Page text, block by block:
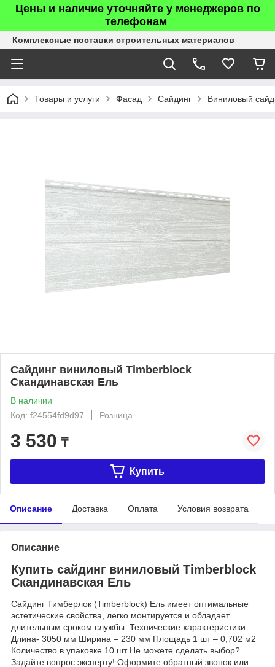
Цены и наличие уточняйте у менеджеров по
телефонам
Комплексные поставки строительных материалов
Товары и услуги Фасад Сайдинг Виниловый
Сайдинг виниловый Timberblock
Скандинавская Ель
В наличии
Код: f24554fd9d97
Розница
3 530 ₸
Купить
Описание Доставка Оплата Условия возврата
Описание
Купить сайдинг виниловый Timberblock
Скандинавская Ель
Сайдинг Тимберлок (Timberblock) Ель имеет оптимальные
эстетические свойства, легко монтируется и обладает
длительным сроком службы. Технические характеристики:
Длина- 3050 мм Ширина – 230 мм Площадь 1 шт – 0,702 м2
Количество в упаковке 10 шт Не можете сделать выбор?
Задайте вопрос эксперту! Оформите обратный звонок или